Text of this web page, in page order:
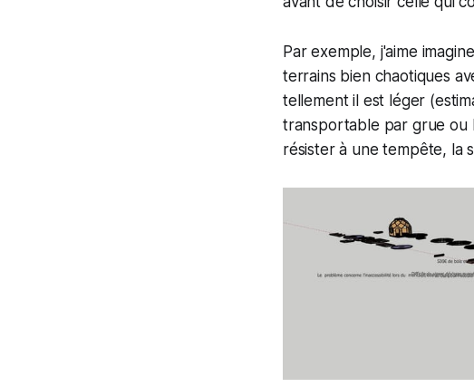
Par exemple, j'aime
terrains bien chaotiques
tellement il est léger
transportable par grue ou
résister à une tempête, la